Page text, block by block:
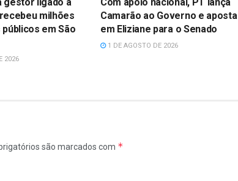
milhões
em São
2026
Camarão ao Governo e aposta
em Eliziane para o Senado
1 DE AGOSTO DE 2026
são marcados com *